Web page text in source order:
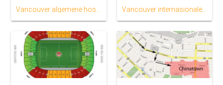
Vancouver internasionale lughawe kaart